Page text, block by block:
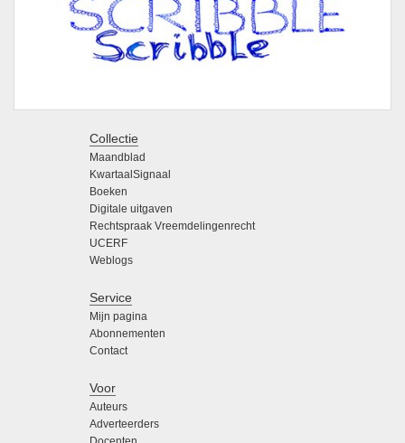
Collectie
Maandblad
KwartaalSignaal
Boeken
Digitale uitgaven
Rechtspraak Vreemdelingenrecht
UCERF
Weblogs
Service
Mijn pagina
Abonnementen
Contact
Voor
Auteurs
Adverteerders